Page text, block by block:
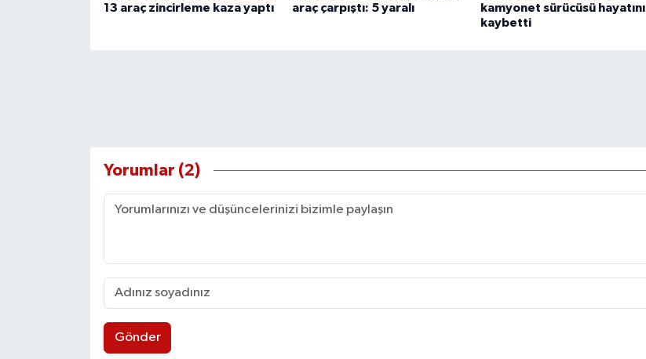
13 araç zincirleme kaza yaptı
araç çarpıştı: 5 yaralı
kamyonet sürücüsü hayatını
kaybetti
Yorumlar (2)
Gönder